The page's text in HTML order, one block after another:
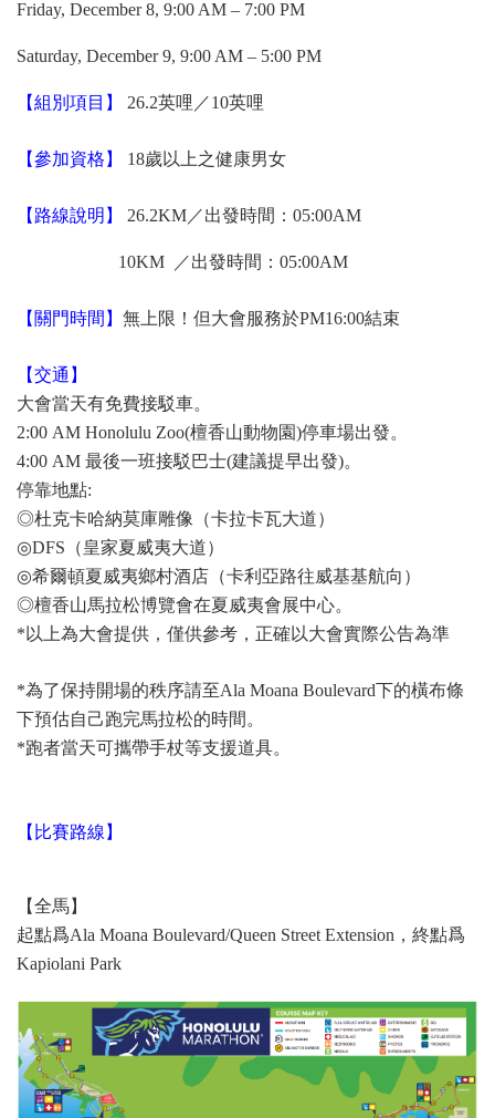
Friday, December 8, 9:00 AM – 7:00 PM
Saturday, December 9, 9:00 AM – 5:00 PM
【組別項目】 26.2英哩／10英哩
【參加資格】 18歲以上之健康男女
【路線說明】 26.2KM／出發時間：05:00AM
10KM ／出發時間：05:00AM
【關門時間】 無上限！但大會服務於PM16:00結束
【交通】
大會當天有免費接駁車。
2:00 AM Honolulu Zoo(檀香山動物園)停車場出發。
4:00 AM 最後一班接駁巴士(建議提早出發)。
停靠地點:
◎杜克卡哈納莫庫雕像（卡拉卡瓦大道）
◎DFS（皇家夏威夷大道）
◎希爾頓夏威夷鄉村酒店（卡利亞路往威基基航向）
◎檀香山馬拉松博覽會在夏威夷會展中心。
*以上為大會提供，僅供參考，正確以大會實際公告為準
*為了保持開場的秩序請至Ala Moana Boulevard下的橫布條
下預估自己跑完馬拉松的時間。
*跑者當天可攜帶手杖等支援道具。
【比賽路線】
【全馬】
起點爲Ala Moana Boulevard/Queen Street Extension，終點爲
Kapiolani Park